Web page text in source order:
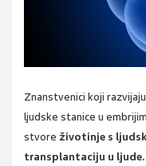
Znanstvenici koji
ljudske stanice u
stvore životinje s
transplantaciju u ljude.